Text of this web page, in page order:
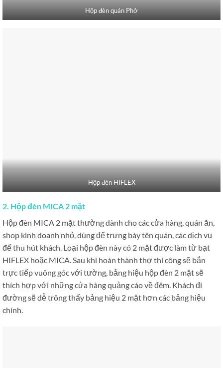
Hộp đèn quán Phở
Hộp đèn HIFLEX
2. Hộp đèn MICA 2 mặt
Hộp đèn MICA 2 mặt thường dành cho các cửa hàng, quán ăn,
shop kinh doanh nhỏ, dùng để trưng bày tên quán, các dịch vụ
để thu hút khách. Loại hộp đèn này có 2 mặt được làm từ bạt
HIFLEX hoặc MICA. Sau khi hoàn thành thợ thi công sẽ bắn
trực tiếp vuông góc với tường, bảng hiệu hộp đèn 2 mặt sẽ
thích hợp với những cửa hàng quảng cáo về đêm. Khách đi
đường sẽ dễ trông thấy bảng hiệu 2 mặt hơn các bảng hiệu
chính.